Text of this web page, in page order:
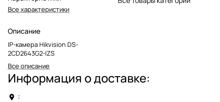
Все характеристики
Описание
IP-камера Hikvision DS-
2CD2643G2-IZS
Все описание
Информация о доставке:
: